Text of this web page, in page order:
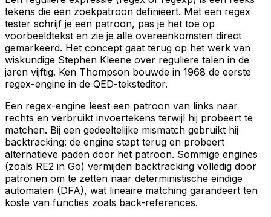
tekens die een zoekpatroon definieert. Met een regex
tester schrijf je een patroon, pas je het toe op
voorbeeldtekst en zie je alle overeenkomsten direct
gemarkeerd. Het concept gaat terug op het werk van
wiskundige Stephen Kleene over reguliere talen in de
jaren vijftig. Ken Thompson bouwde in 1968 de eerste
regex-engine in de QED-teksteditor.
Een regex-engine leest een patroon van links naar
rechts en verbruikt invoertekens terwijl hij probeert te
matchen. Bij een gedeeltelijke mismatch gebruikt hij
backtracking: de engine stapt terug en probeert
alternatieve paden door het patroon. Sommige engines
(zoals RE2 in Go) vermijden backtracking volledig door
patronen om te zetten naar deterministische eindige
automaten (DFA), wat lineaire matching garandeert ten
koste van functies zoals back-references.